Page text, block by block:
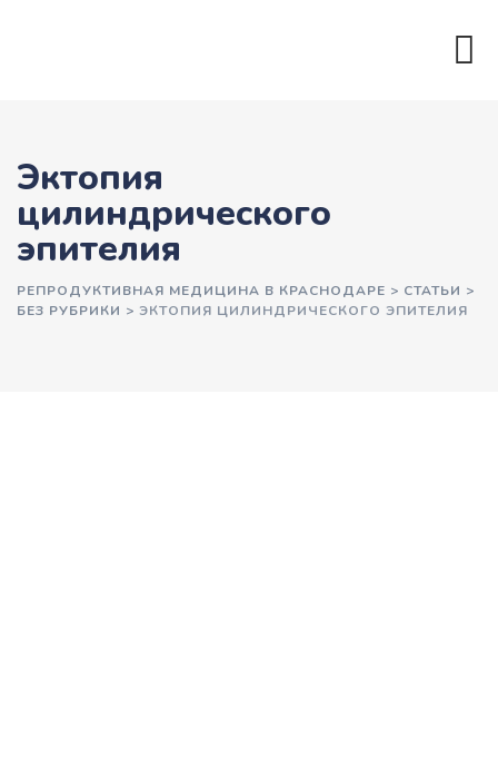
Эктопия
цилиндрического
эпителия
РЕПРОДУКТИВНАЯ МЕДИЦИНА В КРАСНОДАРЕ > СТАТЬИ >
БЕЗ РУБРИКИ > ЭКТОПИЯ ЦИЛИНДРИЧЕСКОГО ЭПИТЕЛИЯ